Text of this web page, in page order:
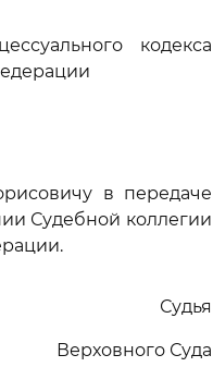
кодекса
в передаче
Судебной коллегии
Судья
Верховного Суда